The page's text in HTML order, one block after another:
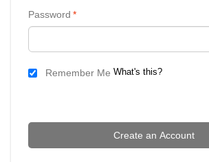
*
Password
Remember Me What's this?
Create an Account